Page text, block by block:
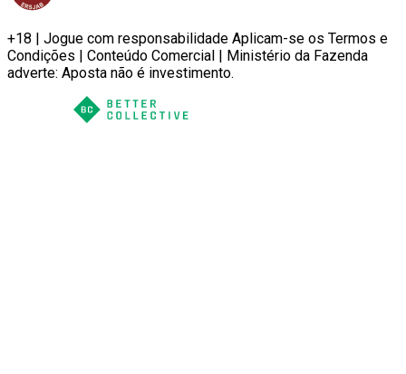
+18 | Jogue com responsabilidade Aplicam-se os Termos e
Condições | Conteúdo Comercial | Ministério da Fazenda
adverte: Aposta não é investimento.